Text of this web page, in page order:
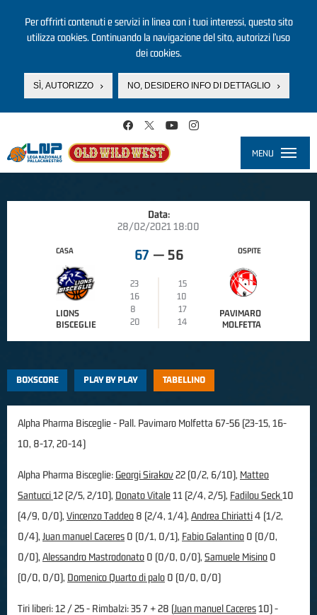
Per offrirti contenuti e servizi in linea con i tuoi interessi, questo sito
utilizza cookies. Continuando la navigazione del sito, autorizzi l’uso
dei cookies.
SÌ, AUTORIZZO NO, DESIDERO INFO DI DETTAGLIO
MENU
Data:
28/02/2021 18:00
CASA
LIONS
BISCEGLIE
67 — 56
23
15
16
10
8
17
20
14
OSPITE
PAVIMARO
MOLFETTA
BOXSCORE PLAY BY PLAY TABELLINO
Alpha Pharma Bisceglie - Pall. Pavimaro Molfetta 67-56 (23-15, 16-
10, 8-17, 20-14)
Alpha Pharma Bisceglie: Georgi Sirakov22 (0/2, 6/10), Matteo
Santucci12 (2/5, 2/10), Donato Vitale11 (2/4, 2/5), Fadilou Seck10
(4/9, 0/0), Vincenzo Taddeo 8 (2/4, 1/4), Andrea Chiriatti4 (1/2,
0/4), Juan manuel Caceres 0 (0/1, 0/1), Fabio Galantino 0 (0/0,
0/0), Alessandro Mastrodonato 0 (0/0, 0/0), Samuele Misino 0
(0/0, 0/0), Domenico Quarto di palo 0 (0/0, 0/0)
Tiri liberi: 12 / 25 - Rimbalzi: 35 7 + 28 (Juan manuel Caceres10) -